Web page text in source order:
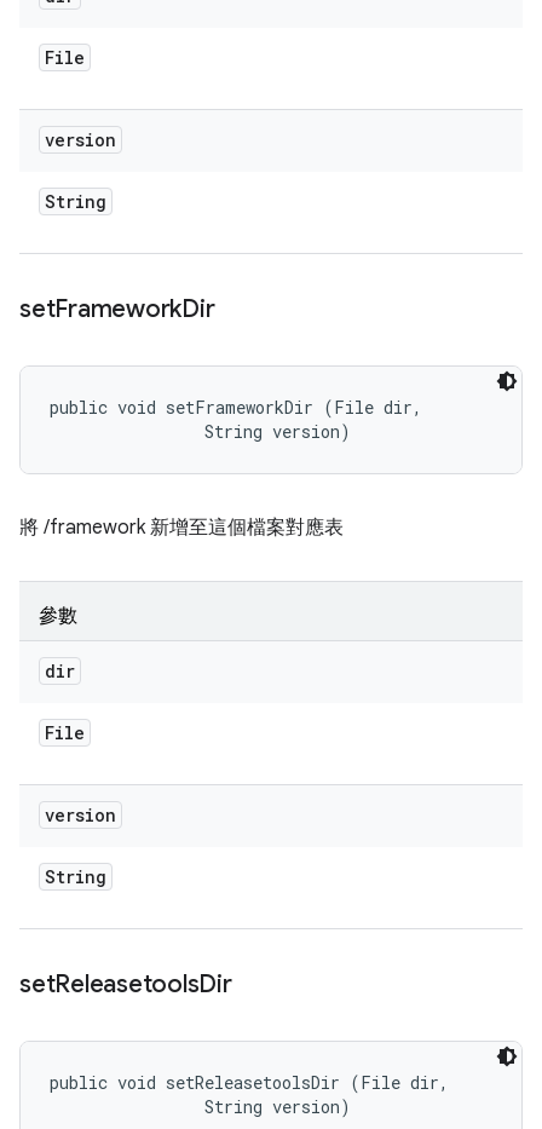
File
version
String
setFrameworkDir
public void setFrameworkDir (File dir,
                String version)
將 /framework 新增至這個檔案對應表
參數
dir
File
version
String
setReleasetoolsDir
public void setReleasetoolsDir (File dir,
                String version)